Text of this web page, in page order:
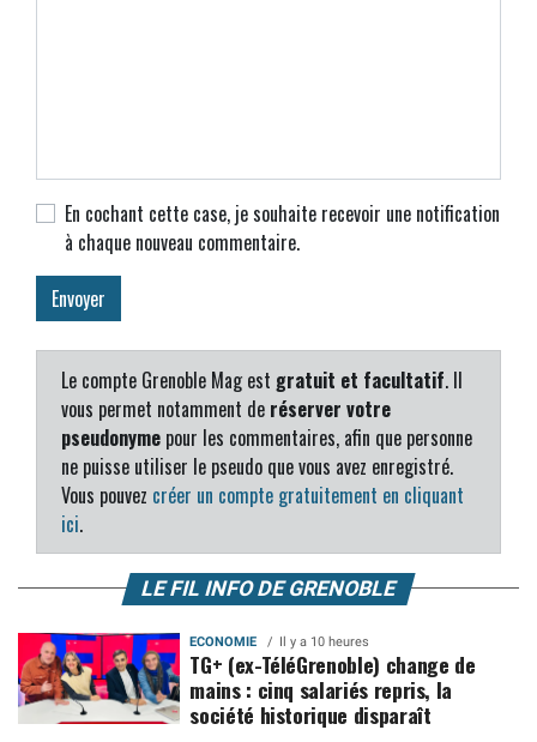
En cochant cette case, je souhaite recevoir une notification
à chaque nouveau commentaire.
Le compte Grenoble Mag est gratuit et facultatif. Il
vous permet notamment de réserver votre
pseudonyme pour les commentaires, afin que personne
ne puisse utiliser le pseudo que vous avez enregistré.
Vous pouvez créer un compte gratuitement en cliquant
ici.
LE FIL INFO DE GRENOBLE
ECONOMIE Il y a 10 heures
TG+ (ex-TéléGrenoble) change de
mains : cinq salariés repris, la
société historique disparaît